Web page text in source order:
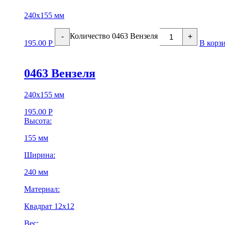
240х155 мм
195.00 Р
- Количество 0463 Вензеля +
В
0463 Вензеля
240х155 мм
195.00 Р
Высота:
155 мм
Ширина:
240 мм
Материал:
Квадрат 12х12
Вес: